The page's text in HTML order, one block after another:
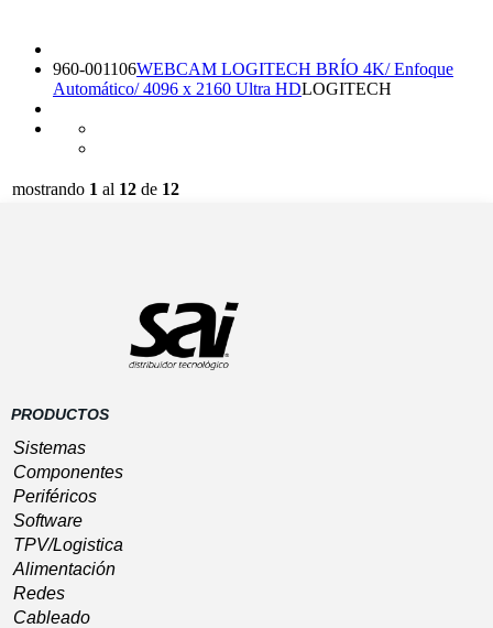
960-001106WEBCAM LOGITECH BRÍO 4K/ Enfoque
Automático/ 4096 x 2160 Ultra HDLOGITECH
mostrando 1 al 12 de 12
PRODUCTOS
Sistemas
Componentes
Periféricos
Software
TPV/Logistica
Alimentación
Redes
Cableado